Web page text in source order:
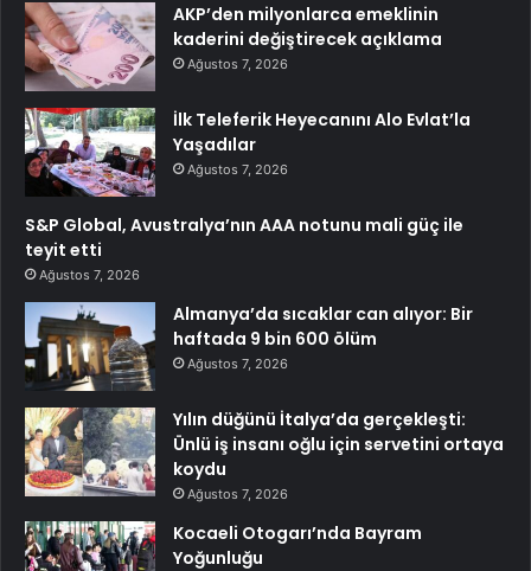
AKP’den milyonlarca emeklinin
kaderini değiştirecek açıklama
Ağustos 7, 2026
İlk Teleferik Heyecanını Alo Evlat’la
Yaşadılar
Ağustos 7, 2026
S&P Global, Avustralya’nın AAA notunu mali güç ile
teyit etti
Ağustos 7, 2026
Almanya’da sıcaklar can alıyor: Bir
haftada 9 bin 600 ölüm
Ağustos 7, 2026
Yılın düğünü İtalya’da gerçekleşti:
Ünlü iş insanı oğlu için servetini ortaya
koydu
Ağustos 7, 2026
Kocaeli Otogarı’nda Bayram
Yoğunluğu